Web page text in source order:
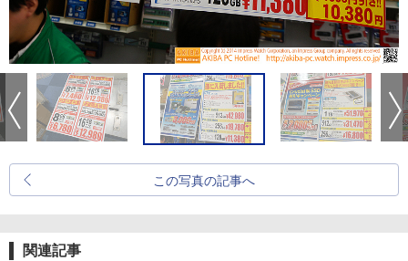
この写真の記事へ
関連記事